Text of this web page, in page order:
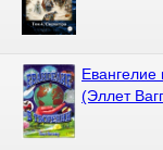
Евангелие
(Эллет